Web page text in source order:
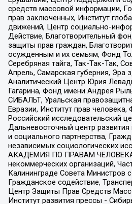
средств массовой информации,
прав заключенных, Институт
движений, Центр социально-
Действие, Благотворительный
защиты прав граждан,
осужденным и их семьям, Фонд
Серебряная тайга, Так-Так-Так,
Апрель, Самарская губерния, Эра
Аналитический Центр Юрия
Гагарина, Фонд имени Андрея
СИБАЛЬТ, Уральская
Евразии, Институт прав
Российский исследовательский
Дальневосточный центр развития
и социального партнерства,
независимых социологических
АКАДЕМИЯ ПО ПРАВАМ ЧЕЛОВЕКА,
некоммерческих организаций,
Калининграде Совета Министров
Гражданское содействие,
Центр Защиты Прав Средств
Институт развития прессы -